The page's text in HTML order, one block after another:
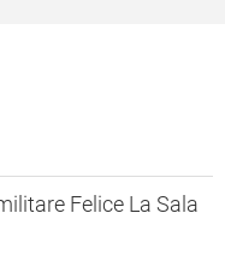
Felice La Sala